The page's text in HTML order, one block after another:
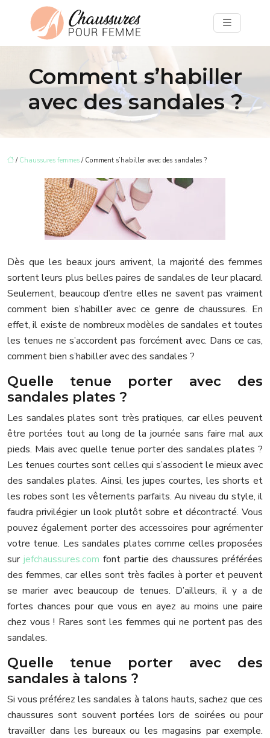
Comment s’habiller
avec des sandales ?
/ Chaussures femmes / Comment s’habiller avec des sandales ?
Dès que les beaux jours arrivent, la majorité des femmes
sortent leurs plus belles paires de sandales de leur placard.
Seulement, beaucoup d’entre elles ne savent pas vraiment
comment bien s’habiller avec ce genre de chaussures. En
effet, il existe de nombreux modèles de sandales et toutes
les tenues ne s’accordent pas forcément avec. Dans ce cas,
comment bien s’habiller avec des sandales ?
Quelle tenue porter avec des
sandales plates ?
Les sandales plates sont très pratiques, car elles peuvent
être portées tout au long de la journée sans faire mal aux
pieds. Mais avec quelle tenue porter des sandales plates ?
Les tenues courtes sont celles qui s’associent le mieux avec
des sandales plates. Ainsi, les jupes courtes, les shorts et
les robes sont les vêtements parfaits. Au niveau du style, il
faudra privilégier un look plutôt sobre et décontracté. Vous
pouvez également porter des accessoires pour agrémenter
votre tenue. Les sandales plates comme celles proposées
sur jefchaussures.com font partie des chaussures préférées
des femmes, car elles sont très faciles à porter et peuvent
se marier avec beaucoup de tenues. D’ailleurs, il y a de
fortes chances pour que vous en ayez au moins une paire
chez vous ! Rares sont les femmes qui ne portent pas des
sandales.
Quelle tenue porter avec des
sandales à talons ?
Si vous préférez les sandales à talons hauts, sachez que ces
chaussures sont souvent portées lors de soirées ou pour
travailler dans les bureaux ou les magasins par exemple.